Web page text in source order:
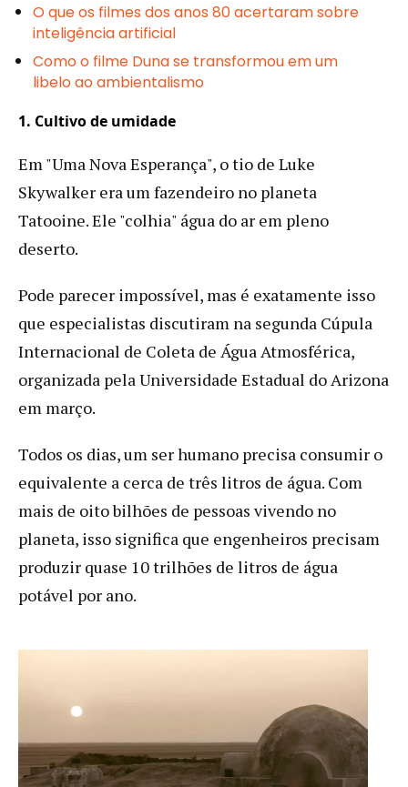
O que os filmes dos anos 80 acertaram sobre
inteligência artificial
Como o filme Duna se transformou em um
libelo ao ambientalismo
1. Cultivo de umidade
Em "Uma Nova Esperança", o tio de Luke
Skywalker era um fazendeiro no planeta
Tatooine. Ele "colhia" água do ar em pleno
deserto.
Pode parecer impossível, mas é exatamente isso
que especialistas discutiram na segunda Cúpula
Internacional de Coleta de Água Atmosférica,
organizada pela Universidade Estadual do Arizona
em março.
Todos os dias, um ser humano precisa consumir o
equivalente a cerca de três litros de água. Com
mais de oito bilhões de pessoas vivendo no
planeta, isso significa que engenheiros precisam
produzir quase 10 trilhões de litros de água
potável por ano.